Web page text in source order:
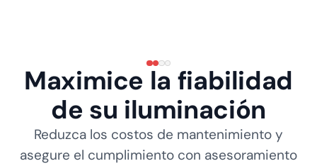
Maximice la fiabilidad
de su iluminación
Reduzca los costos de mantenimiento y
asegure el cumplimiento con asesoramiento